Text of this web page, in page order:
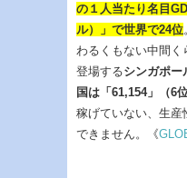
の１人当たり名目
ル）」で世界で24位
わるくもない中間く
登場するシンガポー
国は「61,154」（6位
稼げていない、生産
できません。《